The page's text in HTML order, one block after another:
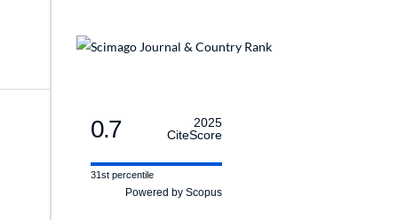
0.7
2025
CiteScore
31st percentile
Powered by Scopus